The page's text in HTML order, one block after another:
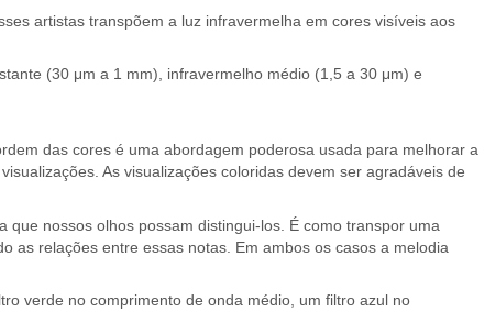
artistas transpõem a luz infravermelha em cores visíveis aos
(30 μm a 1 mm), infravermelho médio (1,5 a 30 μm) e
das cores é uma abordagem poderosa usada para melhorar a
As visualizações coloridas devem ser agradáveis ​​de
nossos olhos possam distingui-los. É como transpor uma
as relações entre essas notas. Em ambos os casos a melodia
verde no comprimento de onda médio, um filtro azul no